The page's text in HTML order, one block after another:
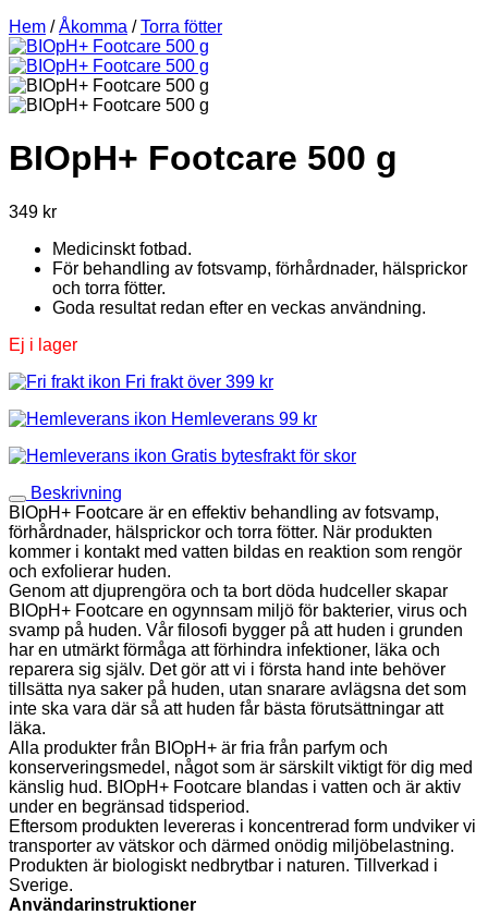
Hem / Åkomma / Torra fötter
BIOpH+ Footcare 500 g
349 kr
Medicinskt fotbad.
För behandling av fotsvamp, förhårdnader, hälsprickor
och torra fötter.
Goda resultat redan efter en veckas användning.
Ej i lager
Fri frakt över 399 kr
Hemleverans 99 kr
Gratis bytesfrakt för skor
Beskrivning
BIOpH+ Footcare är en effektiv behandling av fotsvamp,
förhårdnader, hälsprickor och torra fötter. När produkten
kommer i kontakt med vatten bildas en reaktion som rengör
och exfolierar huden.
Genom att djuprengöra och ta bort döda hudceller skapar
BIOpH+ Footcare en ogynnsam miljö för bakterier, virus och
svamp på huden. Vår filosofi bygger på att huden i grunden
har en utmärkt förmåga att förhindra infektioner, läka och
reparera sig själv. Det gör att vi i första hand inte behöver
tillsätta nya saker på huden, utan snarare avlägsna det som
inte ska vara där så att huden får bästa förutsättningar att
läka.
Alla produkter från BIOpH+ är fria från parfym och
konserveringsmedel, något som är särskilt viktigt för dig med
känslig hud. BIOpH+ Footcare blandas i vatten och är aktiv
under en begränsad tidsperiod.
Eftersom produkten levereras i koncentrerad form undviker vi
transporter av vätskor och därmed onödig miljöbelastning.
Produkten är biologiskt nedbrytbar i naturen. Tillverkad i
Sverige.
Användarinstruktioner